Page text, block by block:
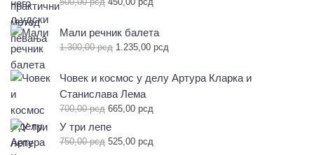
750,00 рсд.
била:
500,00 рсд.
Мали речник балета
1.300,00рсд Оригинална
била:
1.300,00 рсд.
1.235,00 рсд
је:
1.235,00 рсд.
Човек и космос у делу Артура Кларка и
Станислава Лема
700,00рсд Оригинална
била:
665,00 рсд
665,00 рсд.
У три лепе
750,00рсд Оригинална
525,00 рсд